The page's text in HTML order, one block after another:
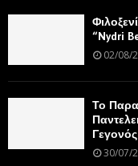
“Nydri
02/08/
Το
30/07/